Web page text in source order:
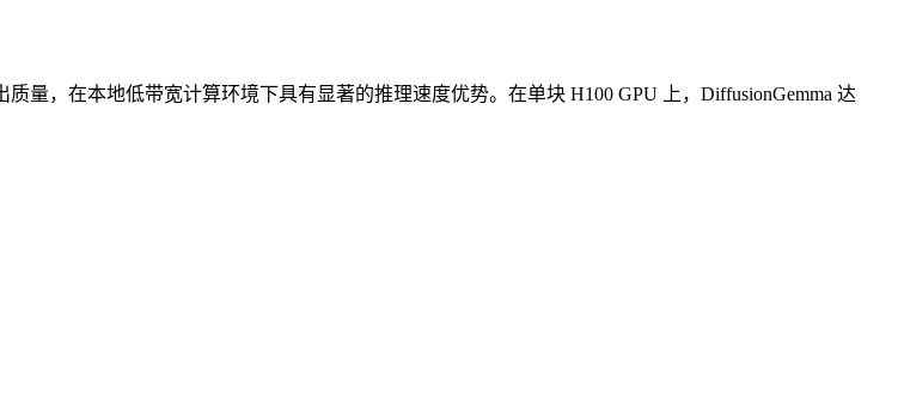
，Simo 目前仍在休病假，预计她将回归，并指出她曾与 Brockman 就这些组织架构调整进行过直接合
和在消费者聊天机器人领域的谷歌。OpenAI的领导层希望在提交IPO申请之前简化产品线，IPO申请
责人 Kevin Weil；Sora 负责人 Bill Peebles；以及其企业应用首席技术官 Srinivas Narayanan。（鞭牛
量，在本地低带宽计算环境下具有显著的推理速度优势。在单块 H100 GPU 上，DiffusionGemma 达